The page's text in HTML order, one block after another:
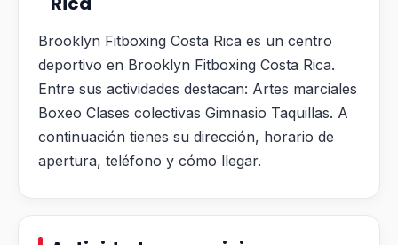
Brooklyn Fitboxing Costa Rica es un centro
deportivo en Brooklyn Fitboxing Costa Rica.
Entre sus actividades destacan: Artes marciales
Boxeo Clases colectivas Gimnasio Taquillas. A
continuación tienes su dirección, horario de
apertura, teléfono y cómo llegar.